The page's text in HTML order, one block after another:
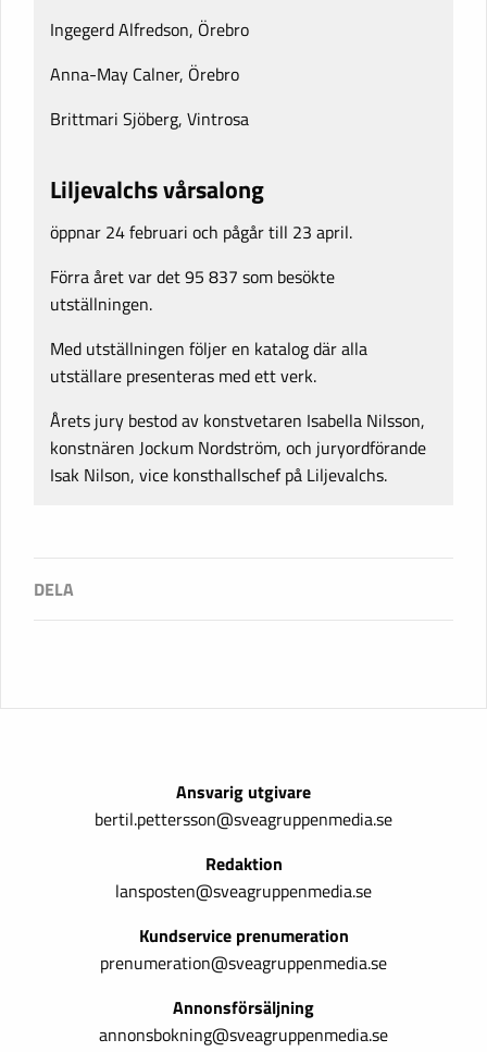
Ingegerd Alfredson, Örebro
Anna-May Calner, Örebro
Brittmari Sjöberg, Vintrosa
Liljevalchs vårsalong
öppnar 24 februari och pågår till 23 april.
Förra året var det 95 837 som besökte
utställningen.
Med utställningen följer en katalog där alla
utställare presenteras med ett verk.
Årets jury bestod av konstvetaren Isabella Nilsson,
konstnären Jockum Nordström, och juryordförande
Isak Nilson, vice konsthallschef på Liljevalchs.
Ansvarig utgivare
bertil.pettersson@sveagruppenmedia.se
Redaktion
lansposten@sveagruppenmedia.se
Kundservice prenumeration
prenumeration@sveagruppenmedia.se
Annonsförsäljning
annonsbokning@sveagruppenmedia.se